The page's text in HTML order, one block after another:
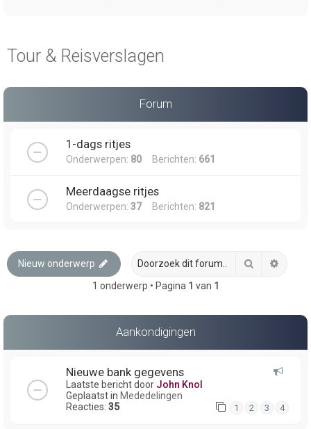
Tour & Reisverslagen
Forum
1-dags ritjes
Onderwerpen: 80 Berichten: 661
Meerdaagse ritjes
Onderwerpen: 37Berichten: 821
Nieuw onderwerp Zoek
1 onderwerp • Pagina 1 van 1
Aankondigingen
Nieuwe bank gegevens
Laatste bericht door John Knol
Geplaatst in Mededelingen
Reacties: 35 1 2 3 4